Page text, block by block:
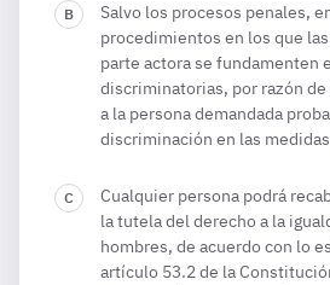
Salvo los procesos penales,
procedimientos en los que
parte actora se fundamenten
discriminatorias, por razón
a la persona demandada
discriminación en las
Cualquier persona podrá
la tutela del derecho a la
hombres, de acuerdo con lo
artículo 53.2 de la